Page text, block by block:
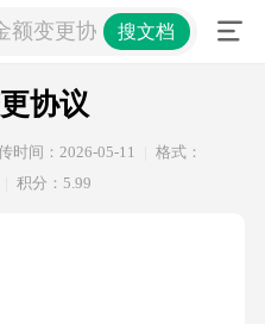
额变更协议搜文档
协议
传时间：2026-05-11
格式：
积分：5.99